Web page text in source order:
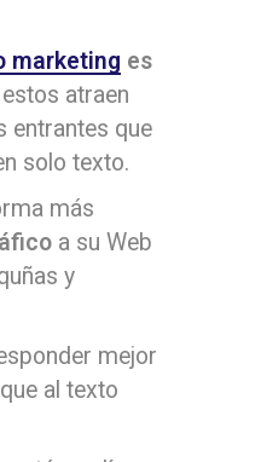
marketing es
estos atraen
entrantes que
solo texto.
más
a su Web
y
mejor
al texto